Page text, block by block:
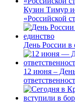
Кузин Тимур
«Российской
День России
12 июня –